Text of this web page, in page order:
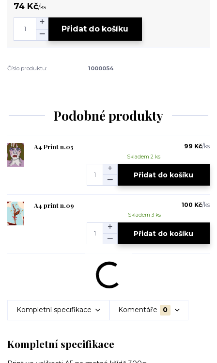
74 Kč/ks
Přidat do košíku
Číslo produktu: 1000054
Podobné produkty
A4 Print n.05 99 Kč/ks
Skladem 2 ks
Přidat do košíku
A4 print n.09 100 Kč/ks
Skladem 3 ks
Přidat do košíku
Kompletní specifikace Komentáře 0
Kompletní specifikace